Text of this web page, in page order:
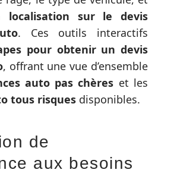
localisation sur le devis
. Ces outils interactifs
pour obtenir un devis
, offrant une vue d’ensemble
auto pas chères et les
tous risques disponibles.
de
aux besoins